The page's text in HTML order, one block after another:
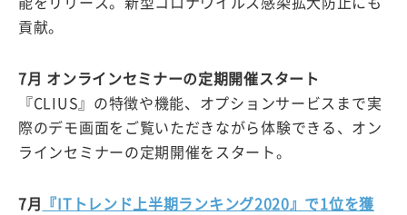
貢献。
7月 オンラインセミナーの定期開催スタート
『CLIUS』の特徴や機能、オプションサービスまで実
際のデモ画面をご覧いただきながら体験できる、オン
ラインセミナーの定期開催をスタート。
7月
『ITトレンド上半期ランキング2020』で1位を獲